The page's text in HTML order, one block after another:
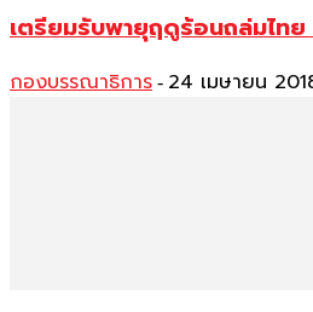
เตรียมรับพายุฤดูร้อนถล่มไท
กองบรรณาธิการ - 24 เมษายน